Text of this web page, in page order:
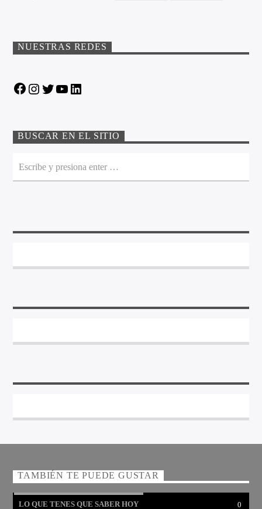
NUESTRAS REDES
FacebookInstagram
TwitterYouTube
BUSCAR EN EL SITIO
TAMBIÉN TE PUEDE GUSTAR
LO QUE TENES QUE SABER HOY 0